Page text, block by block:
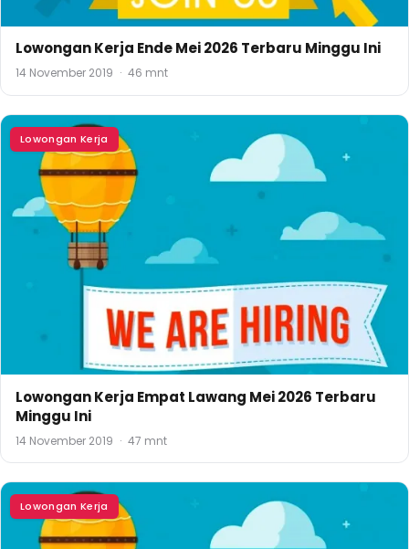
Lowongan Kerja Ende Mei 2026 Terbaru Minggu Ini
14 November 2019 · 46 mnt
Lowongan Kerja
Lowongan Kerja Empat Lawang Mei 2026 Terbaru
Minggu Ini
14 November 2019 · 47 mnt
Lowongan Kerja